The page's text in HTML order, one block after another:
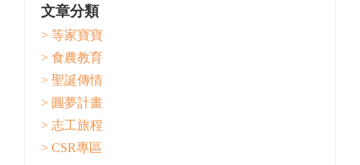
文章分類
> 等家寶寶
> 食農教育
> 聖誕傳情
> 圓夢計畫
> 志工旅程
> CSR專區